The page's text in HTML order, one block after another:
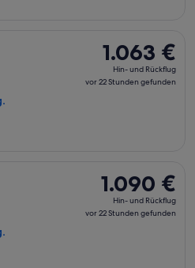
1.063 €
Hin-
und
1.063 €
Hin- und Rückflug
vor 22 Stunden gefunden
1.090 €
Hin-
und
1.090 €
Hin- und Rückflug
vor 22 Stunden gefunden